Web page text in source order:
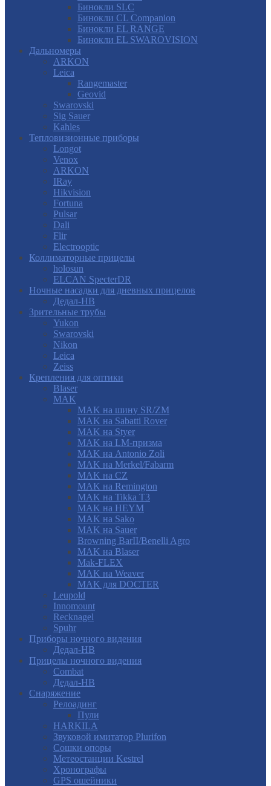
Бинокли SLC
Бинокли CL Companion
Бинокли EL RANGE
Бинокли EL SWAROVISION
Дальномеры
ARKON
Leica
Rangemaster
Geovid
Swarovski
Sig Sauer
Kahles
Тепловизионные приборы
Longot
Venox
ARKON
IRay
Hikvision
Fortuna
Pulsar
Dali
Flir
Electrooptic
Коллиматорные прицелы
holosun
ELCAN SpecterDR
Ночные насадки для дневных прицелов
Дедал-НВ
Зрительные трубы
Yukon
Swarovski
Nikon
Leica
Zeiss
Крепления для оптики
Blaser
MAK
MAK на шину SR/ZM
MAK на Sabatti Rover
MAK на Styer
MAK на LM-призма
MAK на Antonio Zoli
MAK на Merkel/Fabarm
MAK на CZ
MAK на Remington
MAK на Tikka T3
MAK на HEYM
MAK на Sako
MAK на Sauer
Browning BarII/Benelli Agro
MAK на Blaser
Mak-FLEX
MAK на Weaver
MAK для DOCTER
Leupold
Innomount
Recknagel
Spuhr
Приборы ночного видения
Дедал-НВ
Прицелы ночного видения
Combat
Дедал-НВ
Снаряжение
Релоадинг
Пули
HARKILA
Звуковой имитатор Plurifon
Сошки опоры
Метеостанции Kestrel
Хронографы
GPS ошейники